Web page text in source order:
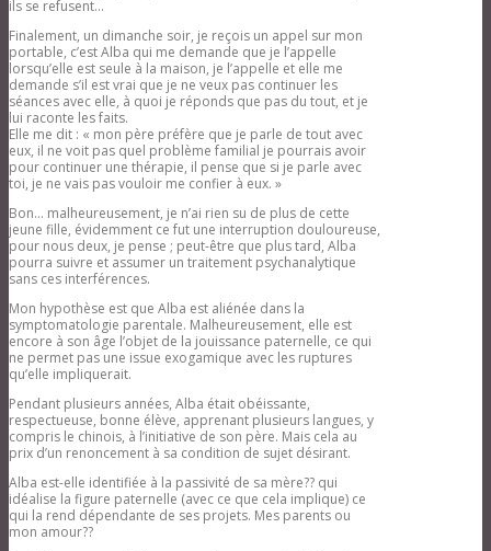
ils se refusent…
Finalement, un dimanche soir, je reçois un appel sur mon
portable, c’est Alba qui me demande que je l’appelle
lorsqu’elle est seule à la maison, je l’appelle et elle me
demande s’il est vrai que je ne veux pas continuer les
séances avec elle, à quoi je réponds que pas du tout, et je
lui raconte les faits.
Elle me dit : « mon père préfère que je parle de tout avec
eux, il ne voit pas quel problème familial je pourrais avoir
pour continuer une thérapie, il pense que si je parle avec
toi, je ne vais pas vouloir me confier à eux. »
Bon… malheureusement, je n’ai rien su de plus de cette
jeune fille, évidemment ce fut une interruption douloureuse,
pour nous deux, je pense ; peut-être que plus tard, Alba
pourra suivre et assumer un traitement psychanalytique
sans ces interférences.
Mon hypothèse est que Alba est aliénée dans la
symptomatologie parentale. Malheureusement, elle est
encore à son âge l’objet de la jouissance paternelle, ce qui
ne permet pas une issue exogamique avec les ruptures
qu’elle impliquerait.
Pendant plusieurs années, Alba était obéissante,
respectueuse, bonne élève, apprenant plusieurs langues, y
compris le chinois, à l’initiative de son père. Mais cela au
prix d’un renoncement à sa condition de sujet désirant.
Alba est-elle identifiée à la passivité de sa mère?? qui
idéalise la figure paternelle (avec ce que cela implique) ce
qui la rend dépendante de ses projets. Mes parents ou
mon amour??